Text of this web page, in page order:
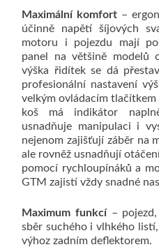
Maximální komfort –
účinně napětí šíjových
motoru i pojezdu mají
panel na většině modelů
výška řidítek se dá
profesionální nastavení
velkým ovládacím
koš má indikátor
usnadňuje manipulaci i
nejenom zajišťují záběr na
ale rovněž usnadňují
pomocí rychloupínáků a
GTM zajistí vždy snadné
Maximum funkcí –
sběr suchého i vlhkého
výhoz zadním deflektorem.